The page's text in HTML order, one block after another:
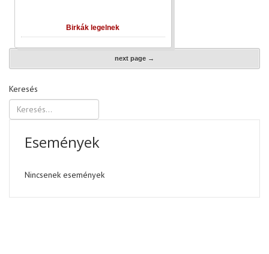
Birkák legelnek
next page →
Keresés
Események
Nincsenek események